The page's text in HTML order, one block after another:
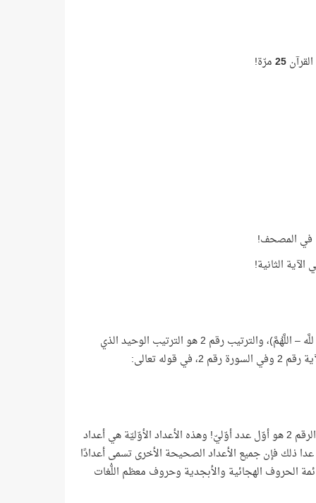
25مرّة!
في المصحف!
الثانية!
هو الترتيب الوحيد الذي ينبغي لأوّل ذكر لأي رسم لاسم الجلالة (اللَّه – للَّه – اللَّهُمَّ)، والترتيب رقم 2 هو الترتيب الوحيد الذي
لأن النسيج الرقمي القرآني بأكمله يقوم على نظام محكم من الأعداد الأوّليّة الصمّاء، والرقم 2 هو أوّل عدد أوّليّ! وهذه الأعداد الأوّليّة هي أعداد
لا تقبل القسمة إلا على نفسها وعلى الرقم 1 فقط، وفيما عدا ذلك فإن جميع الأعداد الصحيحة الأخرى تسمى أعدادًا
أن نفهم لماذا بدأ كتاب اللَّه بحرف الباء! لأنه الحرف رقم 2 في قائمة الحروف الهجائية والأبجدية وحروف معظم اللُّغات